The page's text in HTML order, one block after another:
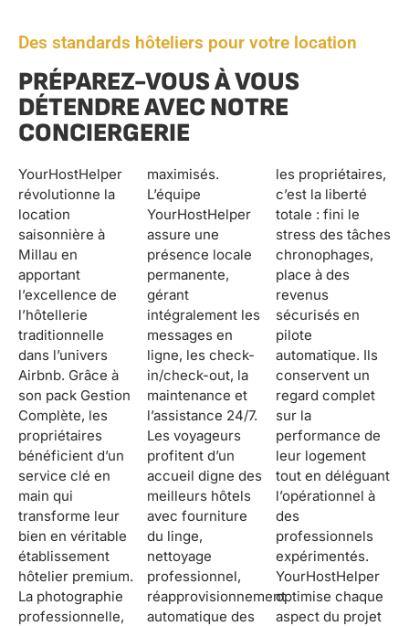
Des standards hôteliers pour votre location
PRÉPAREZ-VOUS À VOUS
DÉTENDRE AVEC NOTRE
CONCIERGERIE
YourHostHelper
révolutionne la
location
saisonnière à
Millau en
apportant
l’excellence de
l’hôtellerie
traditionnelle
dans l’univers
Airbnb. Grâce à
son pack Gestion
Complète, les
propriétaires
bénéficient d’un
service clé en
main qui
transforme leur
bien en véritable
établissement
hôtelier premium.
La photographie
professionnelle,
maximisés.
L’équipe
YourHostHelper
assure une
présence locale
permanente,
gérant
intégralement les
messages en
ligne, les check-
in/check-out, la
maintenance et
l’assistance 24/7.
Les voyageurs
profitent d’un
accueil digne des
meilleurs hôtels
avec fourniture
du linge,
nettoyage
professionnel,
réapprovisionnement
automatique des
les propriétaires,
c’est la liberté
totale : fini le
stress des tâches
chronophages,
place à des
revenus
sécurisés en
pilote
automatique. Ils
conservent un
regard complet
sur la
performance de
leur logement
tout en déléguant
l’opérationnel à
des
professionnels
expérimentés.
YourHostHelper
optimise chaque
aspect du projet